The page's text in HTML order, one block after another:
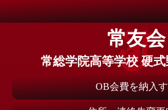
常友会
常総学院高等学校 硬
OB会費を納入